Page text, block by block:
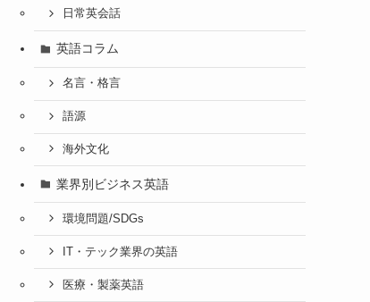
日常英会話
英語コラム
名言・格言
語源
海外文化
業界別ビジネス英語
環境問題/SDGs
IT・テック業界の英語
医療・製薬英語